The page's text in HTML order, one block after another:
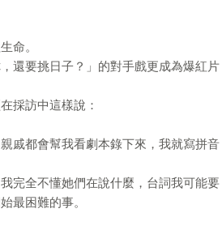
命。
還要挑日子？」的對手戲更成為爆紅片
採訪中這樣說：
戚都會幫我看劇本錄下來，我就寫拼音
完全不懂她們在說什麼，台詞我可能要
最困難的事。